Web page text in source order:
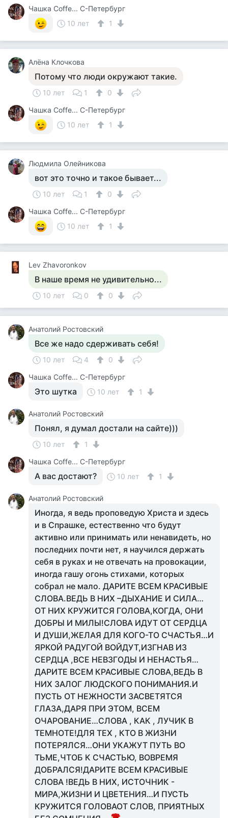
Чашка Cоffe... С-Петербург
10 лет
1
Алёна Клочкова
Потому что люди окружают такие.
10 лет 1
0
Чашка Cоffe... С-Петербург
10 лет
1
Людмила Олейникова
вот это точно и такое бывает...
10 лет 1
0
Чашка Cоffe... С-Петербург
10 лет
1
Lev Zhavoronkov
В наше время не удивительно...
10 лет 0 0
Анатолий Ростовский
Все же надо сдерживать себя!
10 лет 4
0
Чашка Cоffe... С-Петербург
Это шутка 10 лет 1
Анатолий Ростовский
Понял, я думал достали на сайте)))
10 лет
1
Чашка Cоffe... С-Петербург
А вас достают? 10 лет 1
Анатолий Ростовский
Иногда, я ведь проповедую Христа и здесь
и в Спрашке, естественно что будут
активно или принимать или ненавидеть, но
последних почти нет, я научился держать
себя в руках и не отвечать на провокации,
иногда гашу огонь стихами, которых
собрал не мало. ДАРИТЕ ВСЕМ КРАСИВЫЕ
СЛОВА.ВЕДЬ В НИХ –ДЫХАНИЕ И СИЛА…
ОТ НИХ КРУЖИТСЯ ГОЛОВА,КОГДА, ОНИ
ДОБРЫ И МИЛЫ!СЛОВА ИДУТ ОТ СЕРДЦА
И ДУШИ,ЖЕЛАЯ ДЛЯ КОГО-ТО СЧАСТЬЯ…И
ЯРКОЙ РАДУГОЙ ВОЙДУТ,ИЗГНАВ ИЗ
СЕРДЦА ,ВСЕ НЕВЗГОДЫ И НЕНАСТЬЯ…
ДАРИТЕ ВСЕМ КРАСИВЫЕ СЛОВА,ВЕДЬ В
НИХ ЗАЛОГ ЛЮДСКОГО ПОНИМАНИЯ.И
ПУСТЬ ОТ НЕЖНОСТИ ЗАСВЕТЯТСЯ
ГЛАЗА,ДАРЯ ПРИ ЭТОМ, ВСЕМ
ОЧАРОВАНИЕ…СЛОВА , КАК , ЛУЧИК В
ТЕМНОТЕ!ДЛЯ ТЕХ , КТО В ЖИЗНИ
ПОТЕРЯЛСЯ…ОНИ УКАЖУТ ПУТЬ ВО
ТЬМЕ,ЧТОБ К СЧАСТЬЮ, ВОВРЕМЯ
ДОБРАЛСЯ!ДАРИТЕ ВСЕМ КРАСИВЫЕ
СЛОВА !ВЕДЬ В НИХ, ИСТОЧНИК -
МИРА,ЖИЗНИ И ЦВЕТЕНИЯ…И ПУСТЬ
КРУЖИТСЯ ГОЛОВАОТ СЛОВ, ПРИЯТНЫХ